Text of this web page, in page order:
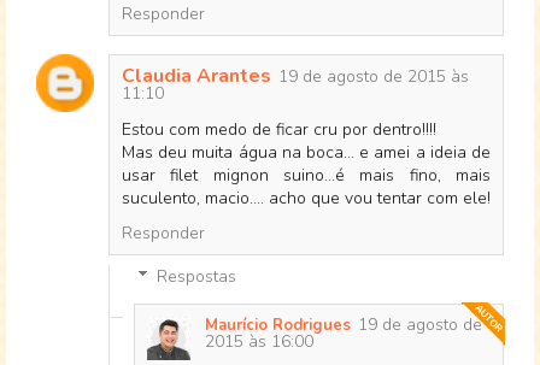
Responder
Claudia Arantes 19 de agosto de 2015 às
11:10
Estou com medo de ficar cru por dentro!!!!
Mas deu muita água na boca... e amei a ideia de
usar filet mignon suino...é mais fino, mais
suculento, macio.... acho que vou tentar com ele!
Responder
Respostas
Maurício Rodrigues 19 de agosto de
2015 às 16:00